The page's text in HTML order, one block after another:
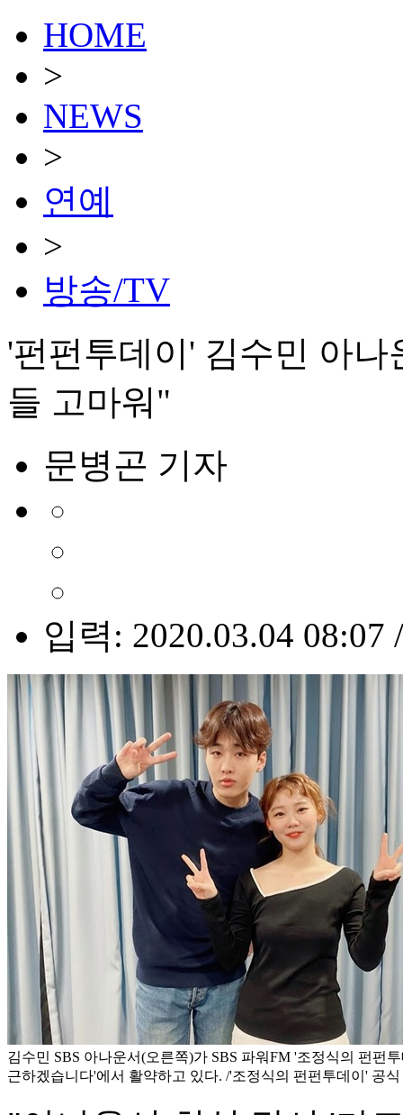
HOME
>
NEWS
>
연예
>
방송/TV
'펀펀투데이' 김수민 아
들 고마워"
문병곤 기자
입력: 2020.03.04 08:07
김수민 SBS 아나운서(오른쪽)가 SBS 파워FM '조정식의 펀펀
근하겠습니다'에서 활약하고 있다. /'조정식의 펀펀투데이' 공식